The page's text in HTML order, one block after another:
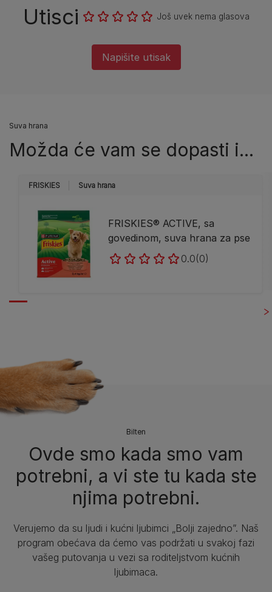
Utisci Još uvek nema glasova
Napišite utisak
Suva hrana
Možda će vam se dopasti i...
FRISKIES Suva hrana
FRISKIES® ACTIVE, sa
govedinom, suva hrana za pse
0.0(0)
Bilten​
Ovde smo kada smo vam
potrebni, a vi ste tu kada ste
njima potrebni.
Verujemo da su ljudi i kućni ljubimci „Bolji zajedno”. Naš
program obećava da ćemo vas podržati u svakoj fazi
vašeg putovanja u vezi sa roditeljstvom kućnih
ljubimaca.